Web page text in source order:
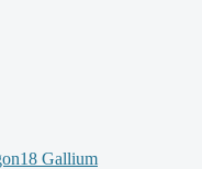
Gallium